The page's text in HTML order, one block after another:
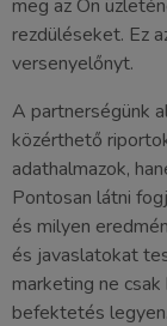
meg az Ön
rezdüléseket. Ez
versenyelőnyt.
A partnerségünk
közérthető
adathalmazok,
Pontosan látni
és milyen
és javaslatokat
marketing ne
befektetés legyen.